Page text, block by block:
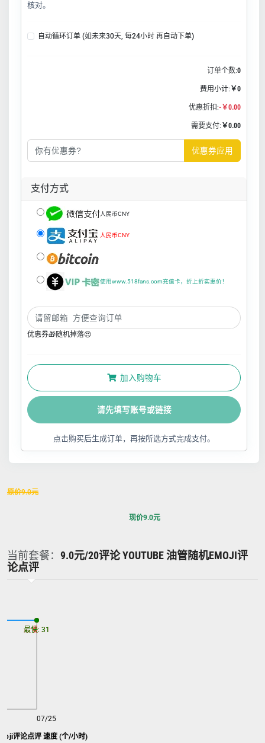
核对。
自动循环订单 (如未来30天, 每24小时 再自动下单)
订单个数:0
费用小计: ￥0
优惠折扣:-￥0.00
需要支付: ￥0.00
优惠券应用
支付方式
人民币CNY
人民币CNY
使用www.518fans.com充值卡，折上折实惠价！
优惠券🎁随机掉落😍
加入购物车
请先填写账号或链接
点击购买后生成订单，再按所选方式完成支付。
原价9.0元
现价9.0元
当前套餐： 9.0元/20评论 YOUTUBE 油管随机EMOJI评
论点评
评论点评 速度 (个/小时)
07/25
最慢: 31
最快: 31